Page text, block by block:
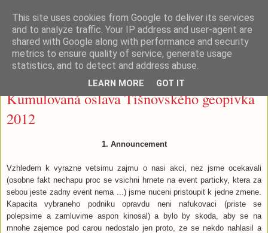
Tišnovské (geo)pivko
Kumulovaná oslava Tišnovského geopivka
2012
1. Announcement
Vzhledem k vyrazne vetsimu zajmu o nasi akci, nez jsme ocekavali
(osobne fakt nechapu proc se vsichni hrnete na event particky, ktera za
sebou jeste zadny event nema ...) jsme nuceni pristoupit k jedne zmene.
Kapacita vybraneho podniku opravdu neni nafukovaci (priste se
polepsime a zamluvime aspon kinosal) a bylo by skoda, aby se na
mnohe zajemce pod carou nedostalo jen proto, ze se nekdo nahlasil a
This site uses cookies from Google to deliver its services
and to analyze traffic. Your IP address and user-agent are
shared with Google along with performance and security
metrics to ensure quality of service, generate usage
statistics, and to detect and address abuse.
LEARN MORE GOT IT